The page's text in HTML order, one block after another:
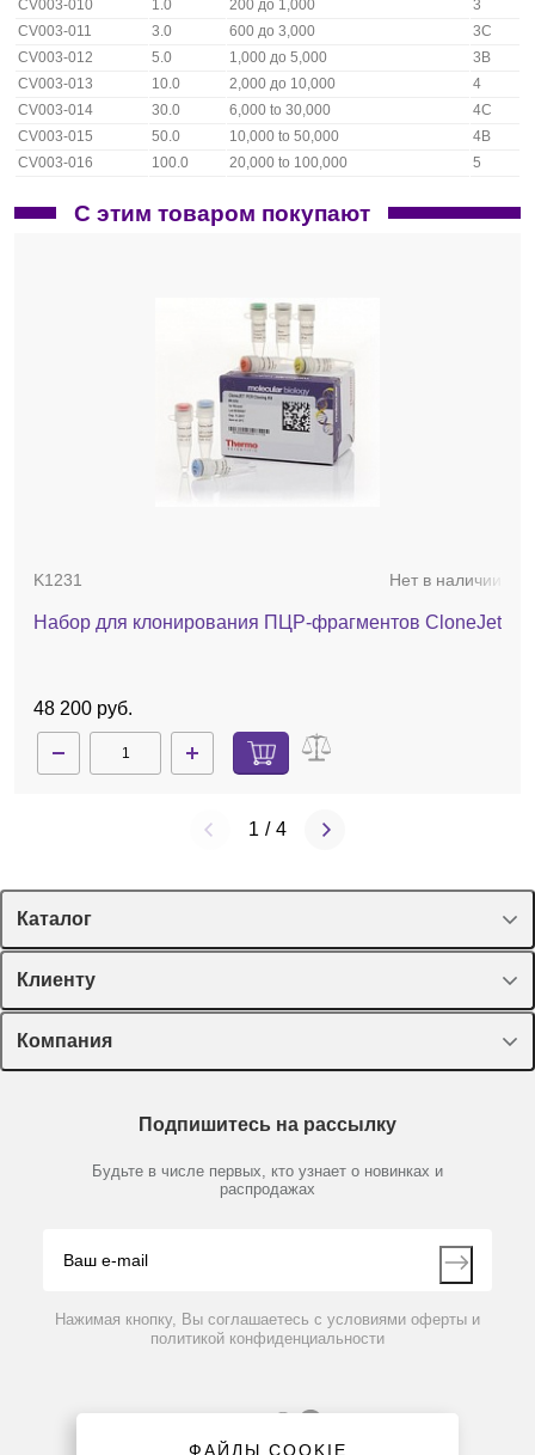
CV003-010
1.0 200 до 1,000
3
CV003-011
3.0 600 до 3,000
3С
CV003-012
5.0 1,000 до 5,000
3В
CV003-013
10.0 2,000 до 10,000
4
CV003-014
30.0 6,000 to 30,000
4С
CV003-015
50.0 10,000 to 50,000
4В
CV003-016
100.0 20,000 to 100,000 5
С этим товаром покупают
K1231 Нет в наличии
Набор для клонирования ПЦР-фрагментов CloneJet
48 200 руб.
1 / 4
Каталог
Спецпредложения
Оборудование, приборы
Пластик, стекло, принадлежности
Химические реактивы, препараты, наборы
Производители
Клиенту
Лекторий Диаэм
Доставка и оплата
Мобильное приложение
Компания
Партнеры
Контакты
Подпишитесь на рассылку
Будьте в числе первых, кто узнает о новинках и
распродажах
Нажимая кнопку, Вы соглашаетесь с условиями оферты и
политикой конфиденциальности
ФАЙЛЫ COOKIE